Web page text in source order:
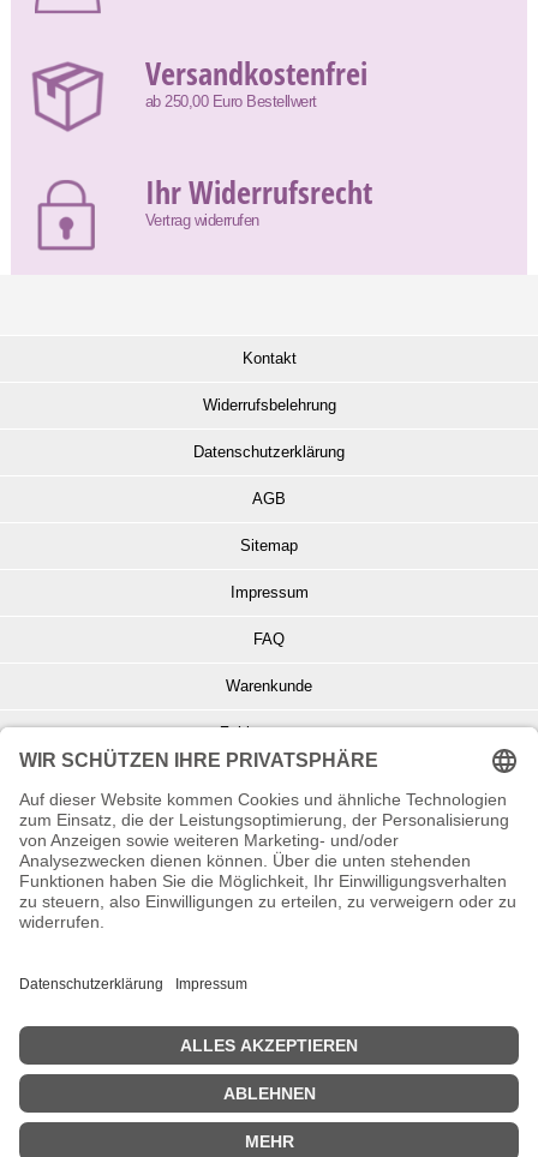
Versandkostenfrei
ab 250,00 Euro Bestellwert
Ihr Widerrufsrecht
Vertrag widerrufen
Kontakt
Widerrufsbelehrung
Datenschutzerklärung
AGB
Sitemap
Impressum
FAQ
Warenkunde
Zahlungsarten
Info zu Elektro- u. Elektronikgeräten
Batterieentsorgung
Informationen zur Echtheit von Kundenbewertungen
© Copyright 2026 Wohnambiente-Shop